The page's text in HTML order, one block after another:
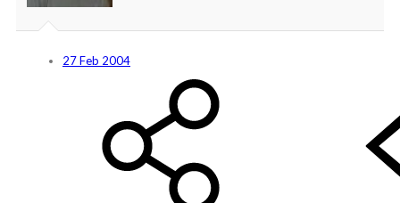
27 Feb 2004